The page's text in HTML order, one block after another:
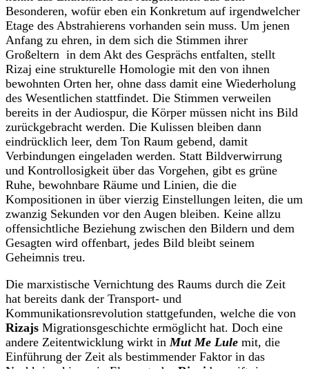
Besonderen, wofür eben ein Konkretum auf irgendwelcher
Etage des Abstrahierens vorhanden sein muss. Um jenen
Anfang zu ehren, in dem sich die Stimmen ihrer
Großeltern in dem Akt des Gesprächs entfalten, stellt
Rizaj eine strukturelle Homologie mit den von ihnen
bewohnten Orten her, ohne dass damit eine Wiederholung
des Wesentlichen stattfindet. Die Stimmen verweilen
bereits in der Audiospur, die Körper müssen nicht ins Bild
zurückgebracht werden. Die Kulissen bleiben dann
eindrücklich leer, dem Ton Raum gebend, damit
Verbindungen eingeladen werden. Statt Bildverwirrung
und Kontrollosigkeit über das Vorgehen, gibt es grüne
Ruhe, bewohnbare Räume und Linien, die die
Kompositionen in über vierzig Einstellungen leiten, die um
zwanzig Sekunden vor den Augen bleiben. Keine allzu
offensichtliche Beziehung zwischen den Bildern und dem
Gesagten wird offenbart, jedes Bild bleibt seinem
Geheimnis treu.
Die marxistische Vernichtung des Raums durch die Zeit
hat bereits dank der Transport- und
Kommunikationsrevolution stattgefunden, welche die von
Rizajs Migrationsgeschichte ermöglicht hat. Doch eine
andere Zeitentwicklung wirkt inMut Me Lule mit, die
Einführung der Zeit als bestimmender Faktor in das